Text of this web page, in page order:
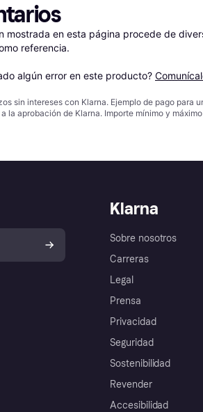
mostrada en esta página procede de
referencia.
algún error en este producto?
sin intereses con Klarna. Ejemplo de pago para
la aprobación de Klarna. Importe mínimo y
Klarna
Sobre nosotros
Carreras
Legal
Prensa
Privacidad
Seguridad
Sostenibilidad
Revender
Accesibilidad